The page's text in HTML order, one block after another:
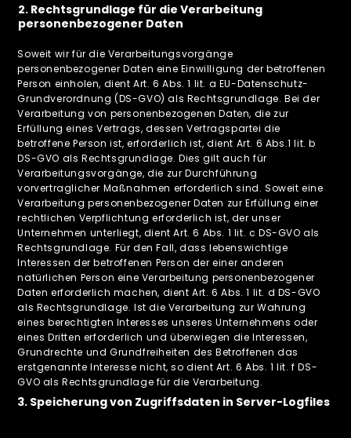
2. Rechtsgrundlage für die Verarbeitung
personenbezogener Daten
Soweit wir für die Verarbeitungsvorgänge
personenbezogener Daten eine Einwilligung der betroffenen
Person einholen, dient Art. 6 Abs. 1 lit. a EU-Datenschutz-
Grundverordnung (DS-GVO) als Rechtsgrundlage. Bei der
Verarbeitung von personenbezogenen Daten, die zur
Erfüllung eines Vertrags, dessen Vertragspartei die
betroffene Person ist, erforderlich ist, dient Art. 6 Abs.1 lit. b
DS-GVO als Rechtsgrundlage. Dies gilt auch für
Verarbeitungsvorgänge, die zur Durchführung
vorvertraglicher Maßnahmen erforderlich sind. Soweit eine
Verarbeitung personenbezogener Daten zur Erfüllung einer
rechtlichen Verpflichtung erforderlich ist, der unser
Unternehmen unterliegt, dient Art. 6 Abs. 1 lit. c DS-GVO als
Rechtsgrundlage. Für den Fall, dass lebenswichtige
Interessen der betroffenen Person der einer anderen
natürlichen Person eine Verarbeitung personenbezogener
Daten erforderlich machen, dient Art. 6 Abs. 1 lit. d DS-GVO
als Rechtsgrundlage. Ist die Verarbeitung zur Wahrung
eines berechtigten Interesses unseres Unternehmens oder
eines Dritten erforderlich und überwiegen die Interessen,
Grundrechte und Grundfreiheiten des Betroffenen das
erstgenannte Interesse nicht, so dient Art. 6 Abs. 1 lit. f DS-
GVO als Rechtsgrundlage für die Verarbeitung.
3. Speicherung von Zugriffsdaten in Server-Logfiles